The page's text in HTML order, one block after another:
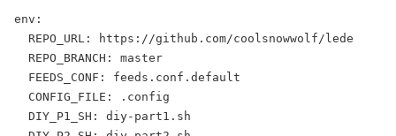
env:
  REPO_URL: https://github.com/coolsnowwolf/lede
  REPO_BRANCH: master
  FEEDS_CONF: feeds.conf.default
  CONFIG_FILE: .config
  DIY_P1_SH: diy-part1.sh